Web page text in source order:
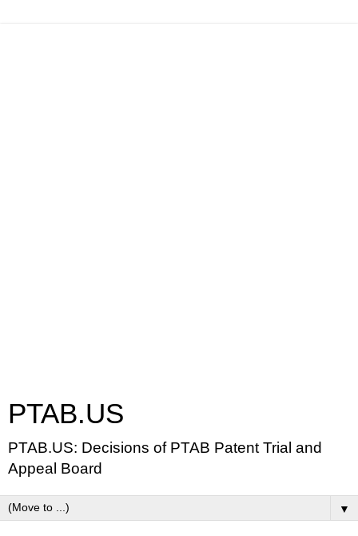
PTAB.US
PTAB.US: Decisions of PTAB Patent Trial and
Appeal Board
▼